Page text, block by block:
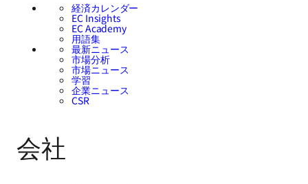
経済カレンダー
EC Insights
EC Academy
用語集
最新ニュース
市場分析
市場ニュース
学習
企業ニュース
CSR
会社